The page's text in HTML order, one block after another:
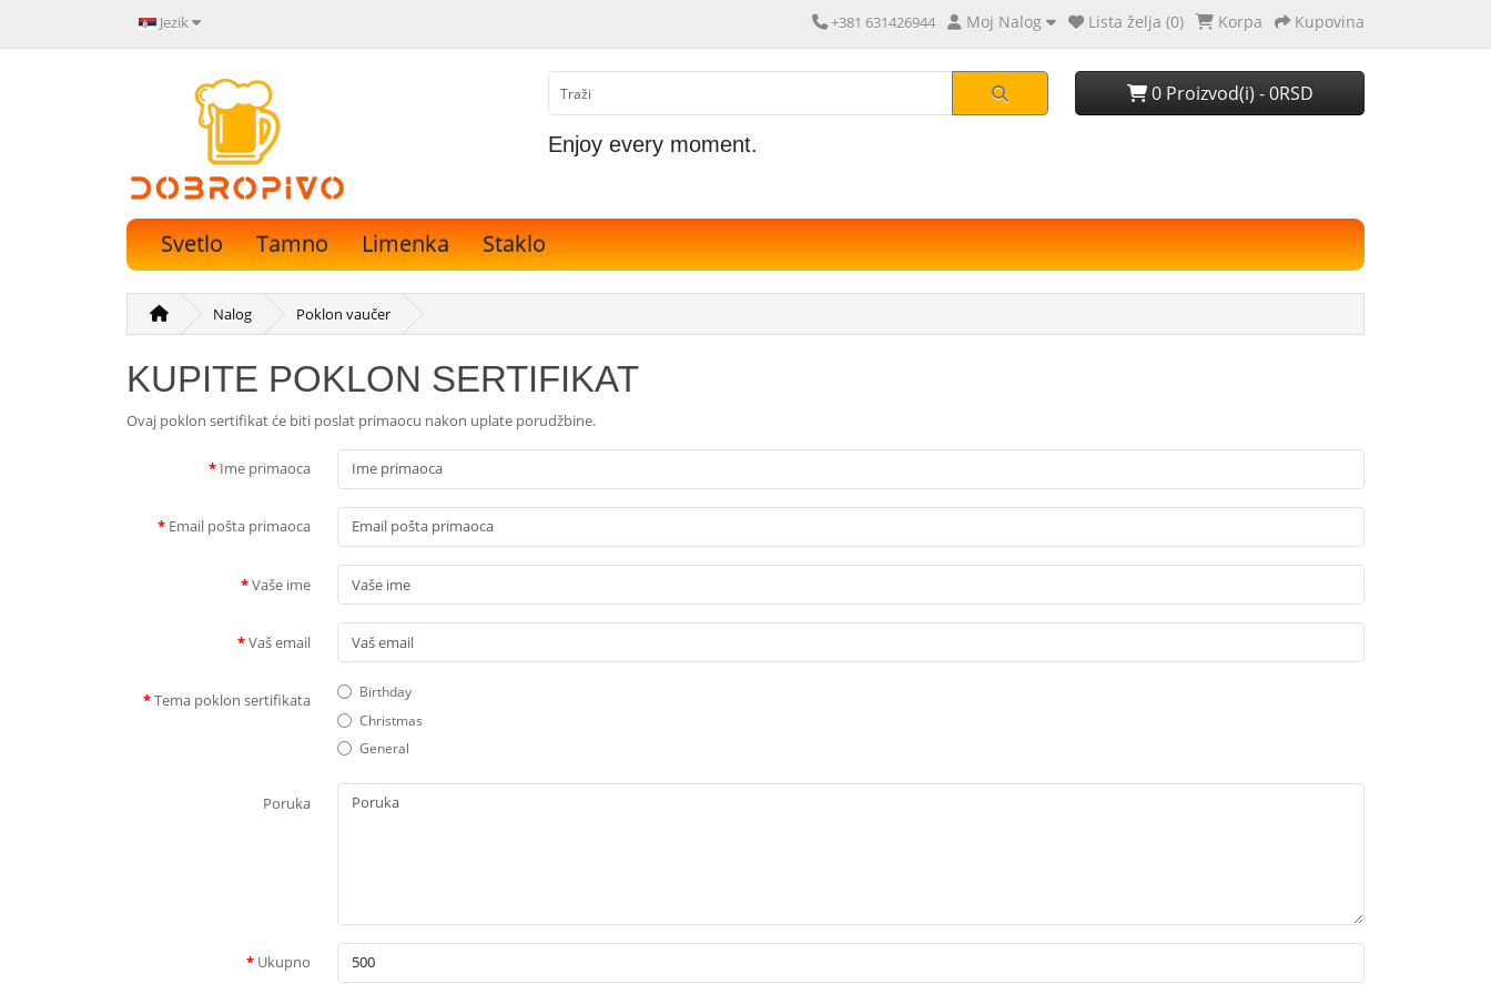
Jezik +381 631426944 Moj Nalog Lista želja (0) Korpa Kupovina
Enjoy every moment.
0 Proizvod(i) - 0RSD
Svetlo Tamno Limenka Staklo
Nalog Poklon vaučer
KUPITE POKLON SERTIFIKAT
Ovaj poklon sertifikat će biti poslat primaocu nakon uplate porudžbine.
Ime primaoca
Email pošta primaoca
Vaše ime
Vaš email
Tema poklon sertifikata
Birthday
Christmas
General
Poruka
Ukupno